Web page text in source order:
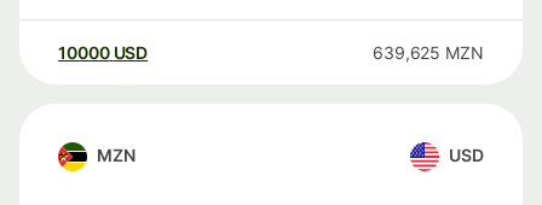
10000 USD 639,625 MZN
MZN USD